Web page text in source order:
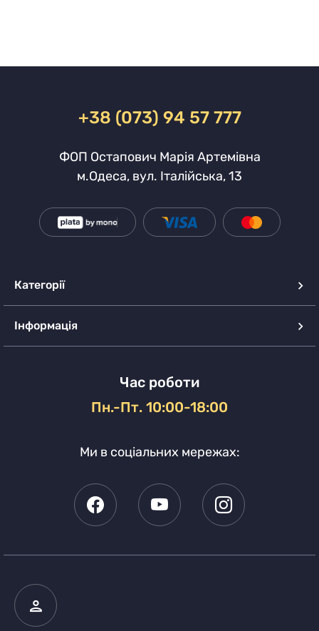
+38 (073) 94 57 777
ФОП Остапович Марія Артемівна
м.Одеса, вул. Італійська, 13
Категорії
Інформація
Час роботи
Пн.-Пт. 10:00-18:00
Ми в соціальних мережах: